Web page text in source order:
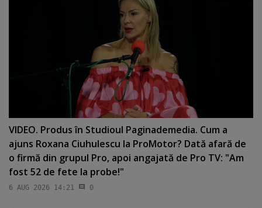
VIDEO. Produs în Studioul Paginademedia. Cum a
ajuns Roxana Ciuhulescu la ProMotor? Dată afară de
o firmă din grupul Pro, apoi angajată de Pro TV: "Am
fost 52 de fete la probe!"
6 AUG 2026 14:21 0